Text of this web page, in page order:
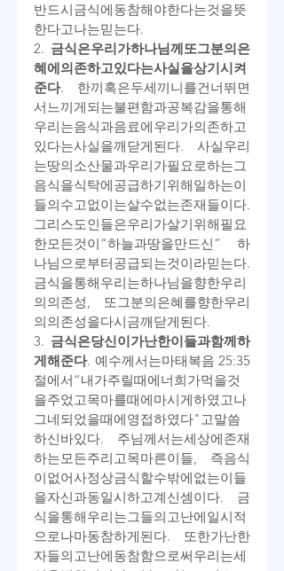
반드시금식에동참해야한다는것을뜻
한다고나는믿는다.
2. 금식은우리가하나님께 또그분의은
혜에 의존하고있다는사실을상기시켜
준다. 한끼혹은두세끼니를건너뛰면
서느끼게되는불편함과공복감을통해
우리는음식과음료에우리가의존하고
있다는사실을깨닫게된다. 사실우리
는땅의소산물과우리가필요로하는그
음식을식탁에공급하기위해일하는이
들의수고없이는살수없는존재들이다
그리스도인들은우리가살기위해필요
한모든것이“하늘과땅을만드신” 하
나님으로부터공급되는것이라믿는다
금식을통해우리는하나님을향한우리
의의존성, 또그분의은혜를향한우리
의의존성을다시금깨닫게된다.
3. 금식은당신이가난한이들과함께 하
게 해 준다. 예수께서는마태복음 25:35
절에서“내가주릴때에너희가먹을것
을주었고목마를때에마시게하였고나
그네되었을때에영접하였다"고말씀
하신바있다. 주님께서는세상에존재
하는모든주리고목마른이들, 즉음식
이없어사정상금식할수밖에없는이들
을자신과동일시하고계신셈이다. 금
식을통해우리는그들의고난에일시적
으로나마동참하게된다. 또한가난한
자들의고난에동참함으로써우리는세